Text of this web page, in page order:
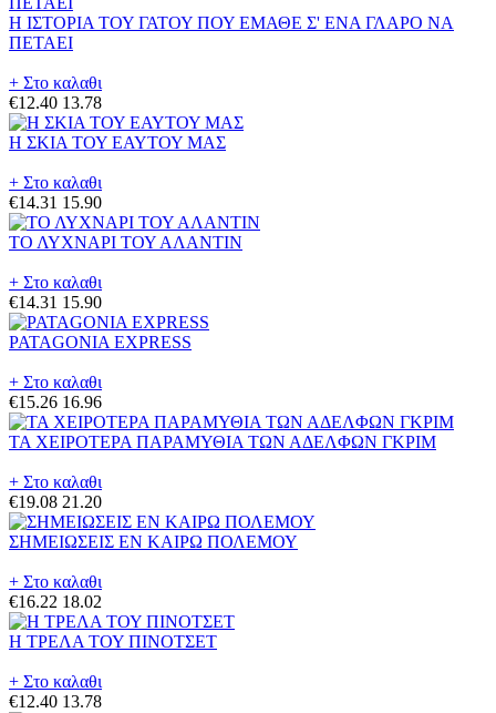
Η ΙΣΤΟΡΙΑ ΤΟΥ ΓΑΤΟΥ ΠΟΥ ΕΜΑΘΕ Σ' ΕΝΑ ΓΛΑΡΟ ΝΑ
ΠΕΤΑΕΙ
+ Στο καλαθι
€12.40 13.78
Η ΣΚΙΑ ΤΟΥ ΕΑΥΤΟΥ ΜΑΣ
+ Στο καλαθι
€14.31 15.90
ΤΟ ΛΥΧΝΑΡΙ ΤΟΥ ΑΛΑΝΤΙΝ
+ Στο καλαθι
€14.31 15.90
PATAGONIA EXPRESS
+ Στο καλαθι
€15.26 16.96
ΤΑ ΧΕΙΡΟΤΕΡΑ ΠΑΡΑΜΥΘΙΑ ΤΩΝ ΑΔΕΛΦΩΝ ΓΚΡΙΜ
+ Στο καλαθι
€19.08 21.20
ΣΗΜΕΙΩΣΕΙΣ ΕΝ ΚΑΙΡΩ ΠΟΛΕΜΟΥ
+ Στο καλαθι
€16.22 18.02
Η ΤΡΕΛΑ ΤΟΥ ΠΙΝΟΤΣΕΤ
+ Στο καλαθι
€12.40 13.78